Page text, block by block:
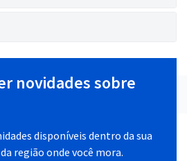
novidades sobre
disponíveis dentro da sua
região onde você mora.